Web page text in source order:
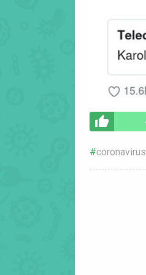
coronavirus